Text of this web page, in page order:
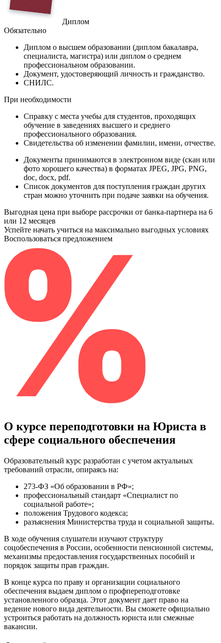
Диплом
Обязательно
Диплом о высшем образовании (диплом бакалавра,
специалиста, магистра) или диплом о среднем
профессиональном образовании.
Документ, удостоверяющий личность и гражданство.
СНИЛС.
При необходимости
Справку с места учебы для студентов, проходящих
обучение в заведениях высшего и среднего
профессионального образования.
Свидетельства об изменении фамилии, имени, отчестве.
Документы принимаются в электронном виде (скан или
фото хорошего качества) в форматах JPEG, JPG, PNG,
doc, docx, pdf.
Список документов для поступления граждан других
стран можно уточнить при подаче заявки на обучения.
Выгодная цена при выборе рассрочки от банка-партнера на 6
или 12 месяцев
Успейте начать учиться на максимально выгодных условиях
Воспользоваться предложением
О курсе переподготовки на Юриста в
сфере социального обеспечения
Образовательный курс разработан с учетом актуальных
требований отрасли, опираясь на:
273-ФЗ «Об образовании в РФ»;
профессиональный стандарт «Специалист по
социальной работе»;
положения Трудового кодекса;
разъяснения Министерства труда и социальной защиты.
В ходе обучения слушатели изучают структуру
соцобеспечения в России, особенности пенсионной системы,
механизмы предоставления государственных пособий и
порядок защиты прав граждан.
В конце курса по праву и организации социального
обеспечения выдаем диплом о профпереподготовке
установленного образца. Этот документ дает право на
ведение нового вида деятельности. Вы сможете официально
устроиться работать на должность юриста или смежные
вакансии.